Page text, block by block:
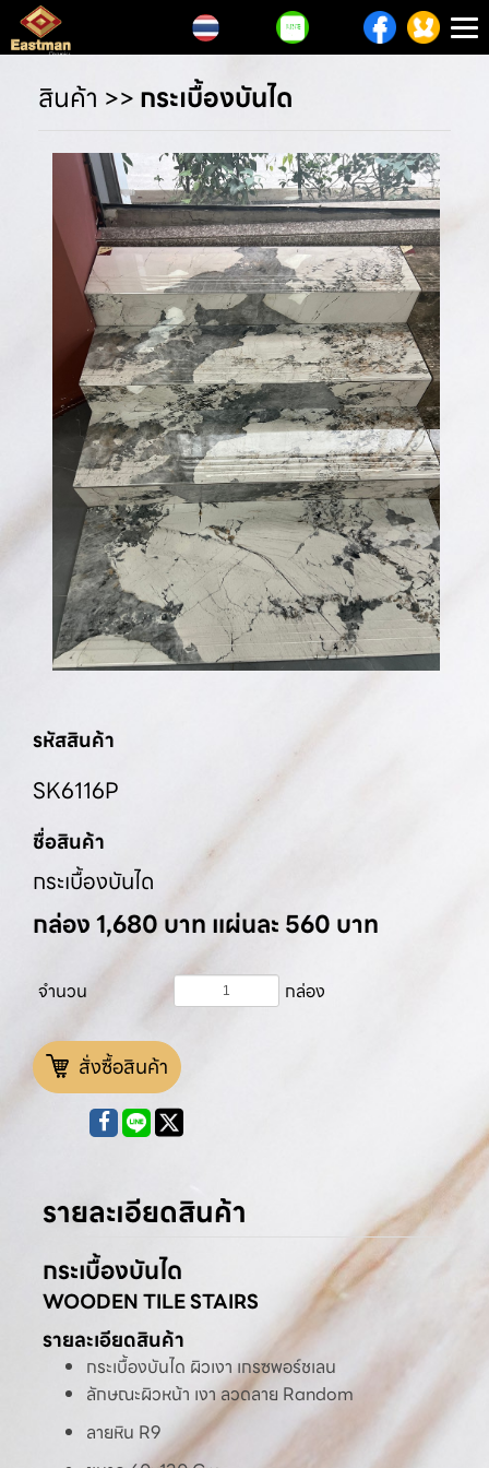
สินค้า >>กระเบื้องบันได
รหัสสินค้า
SK6116P
ชื่อสินค้า
กระเบื้องบันได
กล่อง 1,680 บาท แผ่นละ 560 บาท
จำนวน กล่อง
สั่งซื้อสินค้า
รายละเอียดสินค้า
กระเบื้องบันได
WOODEN TILE STAIRS
รายละเอียดสินค้า
กระเบื้องบันได ผิวเงา เกรซพอร์ชเลน
ลักษณะผิวหน้า เงา ลวดลาย Random
ลายหิน R9